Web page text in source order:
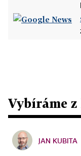
Vybíráme z
JAN KUBITA